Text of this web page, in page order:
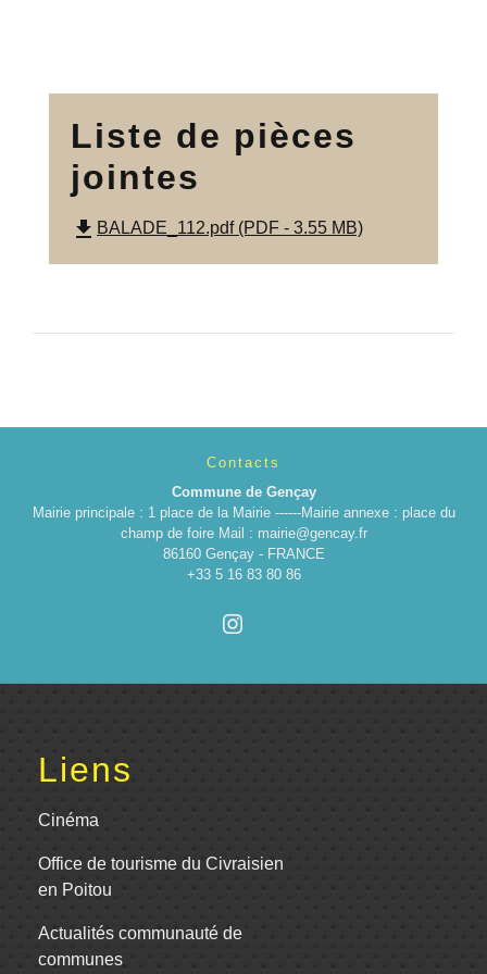
Liste de pièces
jointes
file_download BALADE_112.pdf (PDF - 3.55 MB)
Contacts
Commune de Gençay
Mairie principale : 1 place de la Mairie ------Mairie annexe : place du
champ de foire Mail : mairie@gencay.fr
86160 Gençay - FRANCE
+33 5 16 83 80 86
Liens
Cinéma
Office de tourisme du Civraisien
en Poitou
Actualités communauté de
communes